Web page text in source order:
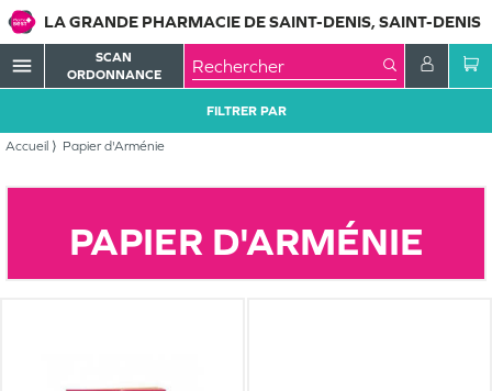
LA GRANDE PHARMACIE DE SAINT-DENIS, SAINT-DENIS
menu
SCAN
ORDONNANCE
Accueil Papier d'Arménie
FILTRER PAR
PAPIER D'ARMÉNIE